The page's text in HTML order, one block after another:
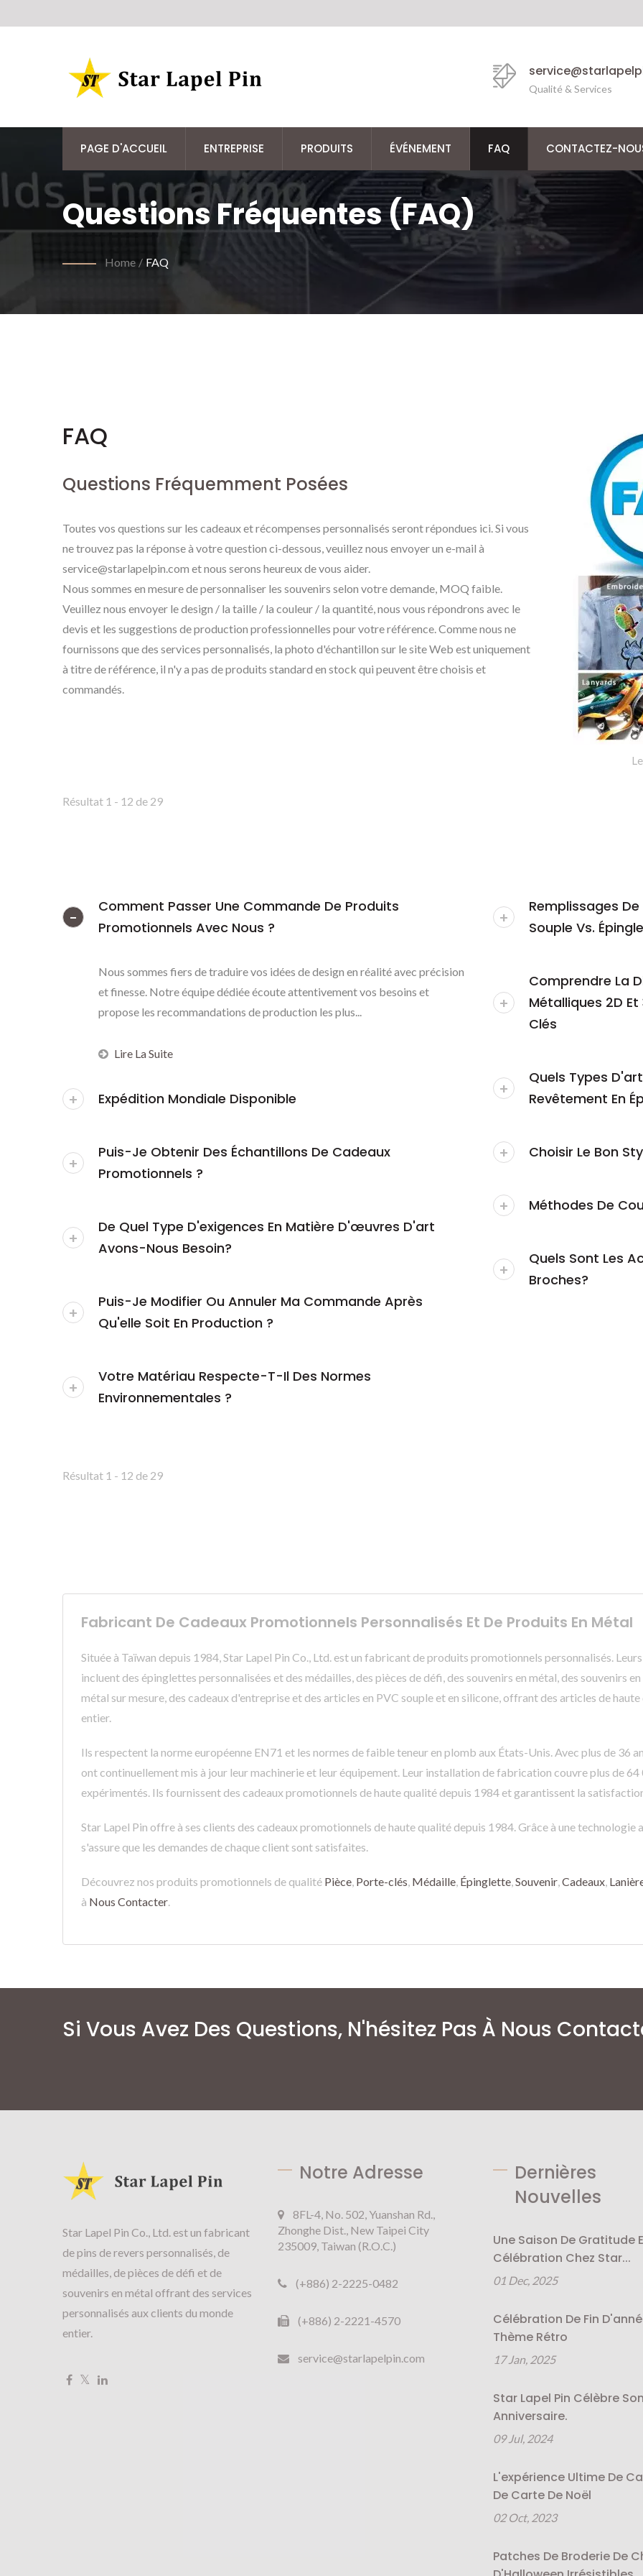
Qualité & Services
PAGE D'ACCUEIL ENTREPRISE PRODUITS ÉVÉNEMENT FAQ CONTACTEZ-
Questions Fréquentes (FAQ)
Home / FAQ
FAQ
Questions Fréquemment Posées
Toutes vos questions sur les cadeaux et récompenses personnalisés seront répondues ici. Si vous
ne trouvez pas la réponse à votre question ci-dessous, veuillez nous envoyer un e-mail à
service@starlapelpin.com et nous serons heureux de vous aider.
Nous sommes en mesure de personnaliser les souvenirs selon votre demande, MOQ faible.
Veuillez nous envoyer le design / la taille / la couleur / la quantité, nous vous répondrons avec le
devis et les suggestions de production professionnelles pour votre référence. Comme nous ne
fournissons que des services personnalisés, la photo d'échantillon sur le site Web est uniquement
à titre de référence, il n'y a pas de produits standard en stock qui peuvent être choisis et
commandés.
Résultat 1 - 12 de 29
Comment Passer Une Commande De Produits
Promotionnels Avec Nous ?
Nous sommes fiers de traduire vos idées de design en réalité avec précision
et finesse. Notre équipe dédiée écoute attentivement vos besoins et
propose les recommandations de production les plus...
Lire La Suite
Expédition Mondiale Disponible
Puis-Je Obtenir Des Échantillons De Cadeaux
Promotionnels ?
De Quel Type D'exigences En Matière D'œuvres D'art
Avons-Nous Besoin?
Puis-Je Modifier Ou Annuler Ma Commande Après
Qu'elle Soit En Production ?
Votre Matériau Respecte-T-Il Des Normes
Environnementales ?
Remplissages De
Souple Vs.
Comprendre La
Métalliques 2D
Clés
Quels Types
Revêtement En
Choisir Le Bon
Méthodes De
Quels Sont Les
Broches?
Résultat 1 - 12 de 29
Fabricant De Cadeaux Promotionnels Personnalisés Et De Produits En Métal
Située à Taïwan depuis 1984, Star Lapel Pin Co., Ltd. est un fabricant de produits promotionnels personnalisés.
incluent des épinglettes personnalisées et des médailles, des pièces de défi, des souvenirs en métal, des souvenirs
métal sur mesure, des cadeaux d'entreprise et des articles en PVC souple et en silicone, offrant des articles de
entier.
Ils respectent la norme européenne EN71 et les normes de faible teneur en plomb aux États-Unis. Avec plus de 36
ont continuellement mis à jour leur machinerie et leur équipement. Leur installation de fabrication couvre plus de
expérimentés. Ils fournissent des cadeaux promotionnels de haute qualité depuis 1984 et garantissent la
Star Lapel Pin offre à ses clients des cadeaux promotionnels de haute qualité depuis 1984. Grâce à une technologie
s'assure que les demandes de chaque client sont satisfaites.
Découvrez nos produits promotionnels de qualité Pièce, Porte-clés, Médaille, Épinglette,Souvenir,Cadeaux,
à Nous Contacter.
Si Vous Avez Des Questions, N'hésitez Pas À Nous
Star Lapel Pin Co., Ltd. est un fabricant
de pins de revers personnalisés, de
médailles, de pièces de défi et de
souvenirs en métal offrant des services
personnalisés aux clients du monde
entier.
Notre Adresse
8FL-4, No. 502, Yuanshan Rd.,
Zhonghe Dist., New Taipei City
235009, Taiwan (R.O.C.)
(+886) 2-2225-0482
(+886) 2-2221-4570
service@starlapelpin.com
Dernières
Nouvelles
Une Saison De Gratitude
Célébration Chez Star...
01 Dec, 2025
Célébration De Fin
Thème Rétro
17 Jan, 2025
Star Lapel Pin Célèbre
Anniversaire.
09 Jul, 2024
L'expérience Ultime De
De Carte De Noël
02 Oct, 2023
Patches De Broderie De